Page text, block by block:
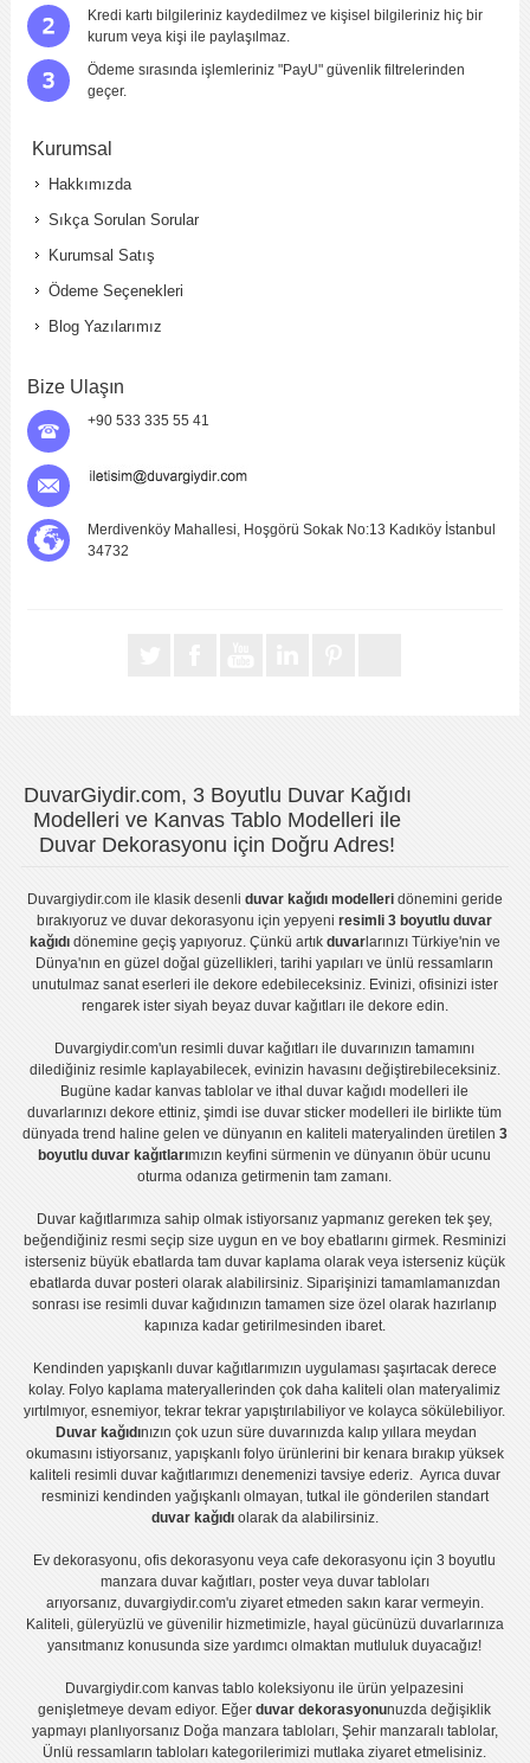
Kredi kartı bilgileriniz kaydedilmez ve kişisel bilgileriniz hiç bir
kurum veya kişi ile paylaşılmaz.
Ödeme sırasında işlemleriniz "PayU" güvenlik filtrelerinden
geçer.
Kurumsal
Hakkımızda
Sıkça Sorulan Sorular
Kurumsal Satış
Ödeme Seçenekleri
Blog Yazılarımız
Bize Ulaşın
+90 533 335 55 41
Merdivenköy Mahallesi, Hoşgörü Sokak No:13 Kadıköy İstanbul
34732
DuvarGiydir.com, 3 Boyutlu Duvar Kağıdı
Modelleri ve Kanvas Tablo Modelleri ile
Duvar Dekorasyonu için Doğru Adres!
Duvargiydir.comile klasik desenli duvar kağıdı modelleridönemini geride
bırakıyoruz veduvar dekorasyonu için yepyeniresimli 3 boyutlu duvar
kağıdıdönemine geçiş yapıyoruz. Çünkü artık duvarlarınızı Türkiye'nin ve
Dünya'nın en güzel doğal güzellikleri, tarihi yapıları ve ünlü ressamların
unutulmaz sanat eserleri ile dekore edebileceksiniz. Evinizi, ofisinizi ister
rengarek ister siyah beyaz duvar kağıtlarıile dekore edin.
Duvargiydir.com'unresimli duvar kağıtları ile duvarınızın tamamını
dilediğiniz resimle kaplayabilecek, evinizin havasını değiştirebileceksiniz.
Bugüne kadar kanvas tablo lar veithal duvar kağıdı modelleri ile
duvarlarınızı dekore ettiniz, şimdi iseduvar sticker modelleri ile birlikte tüm
dünyada trend haline gelen ve dünyanın en kaliteli materyalinden üretilen 3
boyutlu duvar kağıtlarımızın keyfini sürmenin ve dünyanın öbür ucunu
oturma odanıza getirmenin tam zamanı.
Duvar kağıtlarımıza sahip olmak istiyorsanız yapmanız gereken tek şey,
beğendiğiniz resmi seçip size uygun en ve boy ebatlarını girmek. Resminizi
isterseniz büyük ebatlarda tam duvar kaplamaolarak veya isterseniz küçük
ebatlarda duvar posteri olarak alabilirsiniz. Siparişinizi tamamlamanızdan
sonrası iseresimli duvar kağıdınızın tamamen size özel olarak hazırlanıp
kapınıza kadar getirilmesinden ibaret.
Kendinden yapışkanlı duvar kağıtlarımızın uygulamasışaşırtacak derece
kolay. Folyo kaplama materyallerinden çok daha kaliteli olanmateryalimiz
yırtılmıyor, esnemiyor, tekrar tekrar yapıştırılabiliyor ve kolayca sökülebiliyor.
Duvar kağıdınızın çok uzun süre duvarınızda kalıp yıllara meydan
okumasını istiyorsanız, yapışkanlı folyoürünlerini bir kenara bırakıp yüksek
kaliteli resimli duvar kağıtlarımızı denemenizi tavsiye ederiz. Ayrıca duvar
resminizi kendinden yağışkanlı olmayan, tutkal ile gönderilen standart
duvar kağıdıolarak da alabilirsiniz.
Ev dekorasyonu,ofis dekorasyonu veyacafe dekorasyonu için3 boyutlu
manzara duvar kağıtları, posterveya duvar tabloları
arıyorsanız, duvargiydir.com'u ziyaret etmeden sakın karar vermeyin.
Kaliteli, güleryüzlü ve güvenilir hizmetimizle, hayal gücünüzü duvarlarınıza
yansıtmanız konusunda size yardımcı olmaktan mutluluk duyacağız!
Duvargiydir.com kanvas tablo koleksiyonu ile ürün yelpazesini
genişletmeye devam ediyor. Eğerduvar dekorasyonunuzda değişiklik
yapmayı planlıyorsanız Doğa manzara tabloları, Şehir manzaralı tablolar,
Ünlü ressamların tabloları kategorilerimizi mutlaka ziyaret etmelisiniz.